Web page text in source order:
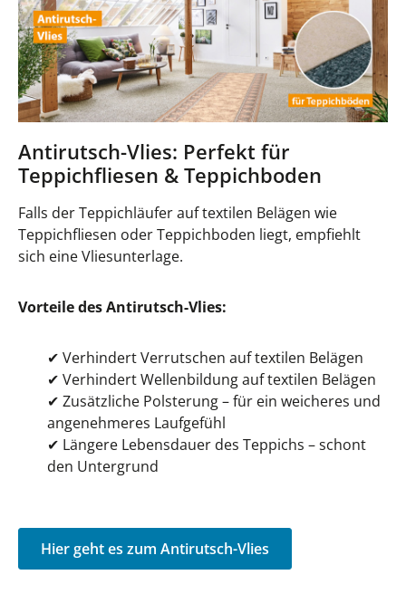
Antirutsch-Vlies: Perfekt für
Teppichfliesen & Teppichboden
Falls der Teppichläufer auf textilen Belägen wie
Teppichfliesen oder Teppichboden liegt, empfiehlt
sich eine Vliesunterlage.
Vorteile des Antirutsch-Vlies:
✔ Verhindert Verrutschen auf textilen Belägen
✔ Verhindert Wellenbildung auf textilen Belägen
✔ Zusätzliche Polsterung – für ein weicheres und
angenehmeres Laufgefühl
✔ Längere Lebensdauer des Teppichs – schont
den Untergrund
Hier geht es zum Antirutsch-Vlies